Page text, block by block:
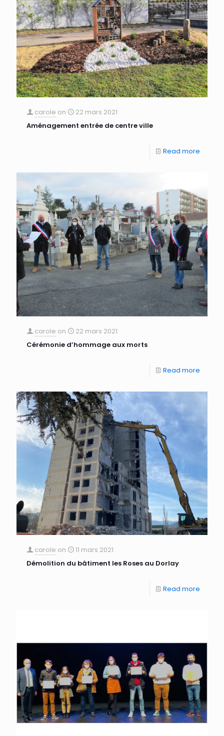
carole on
22 mars 2021
Aménagement entrée de centre ville
Read more
carole on
22 mars 2021
Cérémonie d’hommage aux morts
Read more
carole on
11 mars 2021
Démolition du bâtiment les Roses au Dorlay
Read more